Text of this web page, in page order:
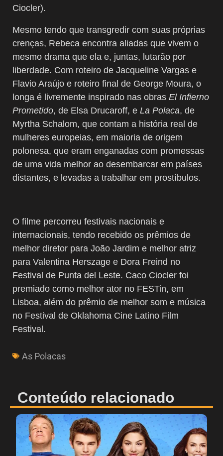
Ciocler).
Mesmo tendo que transgredir com suas próprias
crenças, Rebeca encontra aliadas que vivem o
mesmo drama que ela e, juntas, lutarão por
liberdade. Com roteiro de Jacqueline Vargas e
Flavio Araújo e roteiro final de George Moura, o
longa é livremente inspirado nas obras El Infierno
Prometido, de Elsa Drucaroff, e La Polaca, de
Myrtha Schalom, que contam a história real de
mulheres europeias, em maioria de origem
polonesa, que eram enganadas com promessas
de uma vida melhor ao desembarcar em países
distantes, e levadas a trabalhar em prostíbulos.
O filme percorreu festivais nacionais e
internacionais, tendo recebido os prêmios de
melhor diretor para João Jardim e melhor atriz
para Valentina Herszage e Dora Freind no
Festival de Punta del Leste. Caco Ciocler foi
premiado como melhor ator no FESTin, em
Lisboa, além do prêmio de melhor som e música
no Festival de Oklahoma Cine Latino Film
Festival.
As Polacas
Conteúdo relacionado